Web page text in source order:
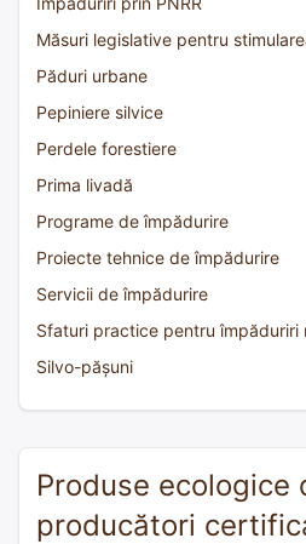
Măsuri legislative pentru
Păduri urbane
Pepiniere silvice
Perdele forestiere
Prima livadă
Programe de împădurire
Proiecte tehnice de împădurire
Servicii de împădurire
Sfaturi practice pentru împăduriri
Silvo-pășuni
Produse ecologice
producători